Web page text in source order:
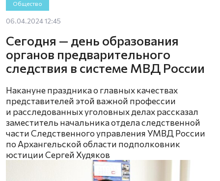
Общество
06.04.2024 12:45
Сегодня — день образования
органов предварительного
следствия в системе МВД России
Накануне праздника о главных качествах
представителей этой важной профессии
и расследованных уголовных делах рассказал
заместитель начальника отдела следственной
части Следственного управления УМВД России
по Архангельской области подполковник
юстиции Сергей Худяков